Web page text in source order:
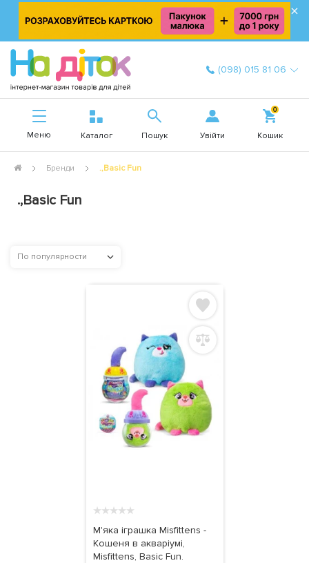
×
(098) 015 81 06
Меню Каталог Пошук Увійти
0
Кошик
Бренди .,Basic Fun
.,Basic Fun
По популярности
★★★★★
М'яка іграшка Misfittens -
Кошеня в акваріумі,
Misfittens, Basic Fun.